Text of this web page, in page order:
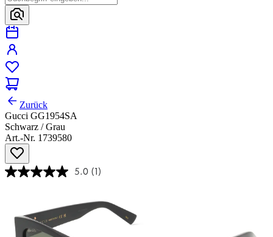
Zurück
Gucci GG1954SA
Schwarz / Grau
Art.-Nr. 1739580
5.0 (1)